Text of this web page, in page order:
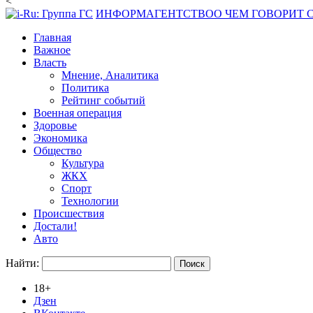
ИНФОРМАГЕНТСТВОО ЧЕМ ГОВОРИТ
Главная
Важное
Власть
Мнение, Аналитика
Политика
Рейтинг событий
Военная операция
Здоровье
Экономика
Общество
Культура
ЖКХ
Спорт
Технологии
Происшествия
Достали!
Авто
Найти:
18+
Дзен